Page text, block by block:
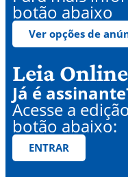
botão abaixo
Ver opções de
Leia Online
Já é
Acesse a
botão abaixo:
ENTRAR